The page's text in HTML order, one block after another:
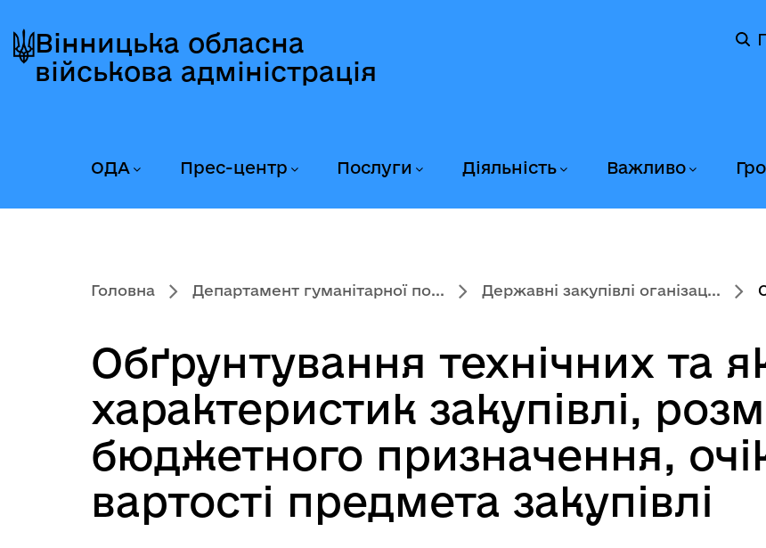
до
головного
до
головного
вмісту
до
головного
колонтитула
Вінницька обласна
військова адміністрація
ОДА Прес-центр Послуги Діяльність Важливо
Головна Департамент гуманітарної по... Державні закупівлі оганізац...
Обґрунтування технічних та
характеристик закупівлі,
бюджетного призначення,
вартості предмета закупівлі